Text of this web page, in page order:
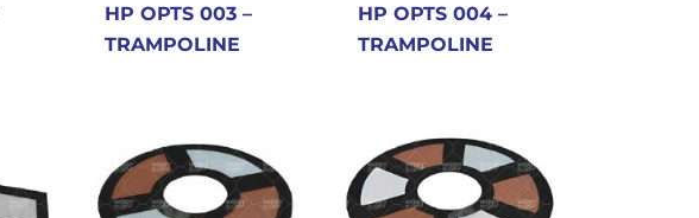
HP OPTS 003 –
TRAMPOLINE
HP OPTS 004 –
TRAMPOLINE